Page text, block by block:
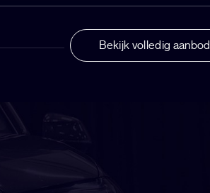
Bekijk volledig aanbod